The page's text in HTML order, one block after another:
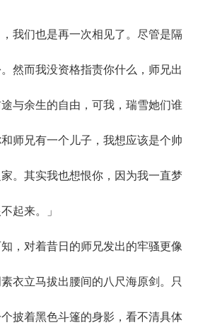
们也是再一次相见了。尽管是隔
然而我没资格指责你什么，师兄出
与余生的自由，可我，瑞雪她们谁
师兄有一个儿子，我想应该是个帅
。其实我也想恨你，因为我一直梦
起来。」
对着昔日的师兄发出的牢骚更像
衣立马拔出腰间的八尺海原剑。只
披着黑色斗篷的身影，看不清具体